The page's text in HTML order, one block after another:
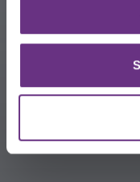
en om ons
partners voor social
partners kunnen
verzameld op basis
U kunt uw